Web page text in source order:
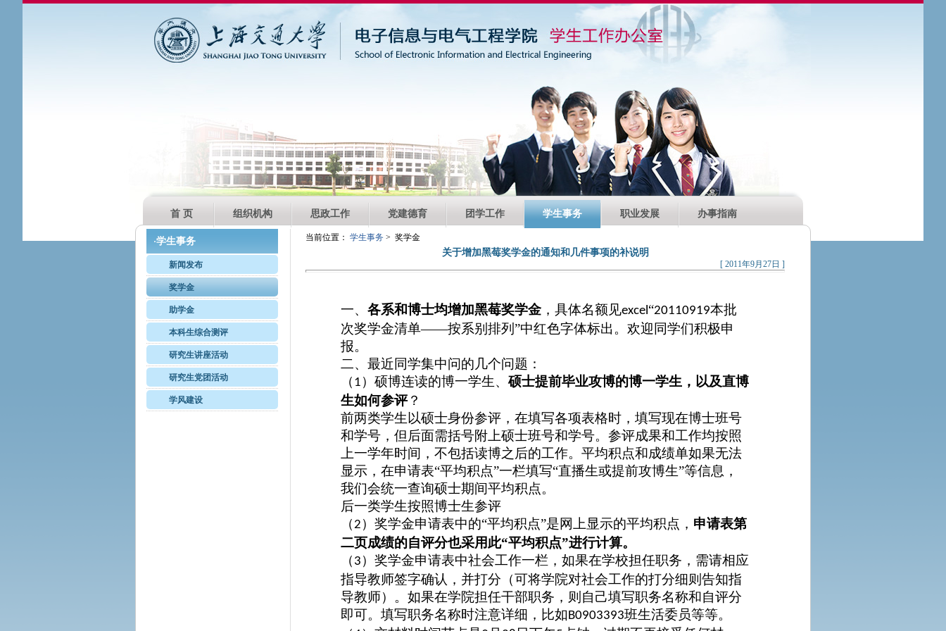
首 页 组织机构 思政工作 党建德育 团学工作 学生事务 职业发展 办事指南
·学生事务
新闻发布
奖学金
助学金
本科生综合测评
研究生讲座活动
研究生党团活动
学风建设
当前位置：学生事务 > 奖学金
关于增加黑莓奖学金的通知和几件事项的补说明
[ 2011年9月27日 ]
一、各系和博士均增加黑莓奖学金 ，具体名额见excel“20110919本批
次奖学金清单——按系别排列”中红色字体标出。欢迎同学们积极申
报。
二、最近同学集中问的几个问题：
（ 1 ）硕博连读的博一学生、硕士提前毕业攻博的博一学生，以及直博
生如何参评？
前两类学生以硕士身份参评，在填写各项表格时，填写现在博士班号
和学号，但后面需括号附上硕士班号和学号。参评成果和工作均按照
上一学年时间，不包括读博之后的工作。平均积点和成绩单如果无法
显示，在申请表“平均积点”一栏填写“直播生或提前攻博生”等信息，
我们会统一查询硕士期间平均积点。
后一类学生按照博士生参评
（2 ）奖学金申请表中的“平均积点”是网上显示的平均积点， 申请表第
二页成绩的自评分也采用此“平均积点”进行计算。
（ 3 ）奖学金申请表中社会工作一栏，如果在学校担任职务，需请相应
指导教师签字确认，并打分（可将学院对社会工作的打分细则告知指
导教师）。如果在学院担任干部职务，则自己填写职务名称和自评分
即可。填写职务名称时注意详细，比如B0903393班生活委员等等。